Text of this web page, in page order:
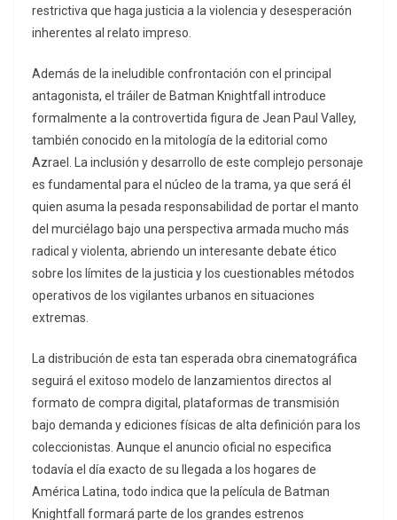
restrictiva que haga justicia a la violencia y desesperación
inherentes al relato impreso.
Además de la ineludible confrontación con el principal
antagonista, el tráiler de Batman Knightfall introduce
formalmente a la controvertida figura de Jean Paul Valley,
también conocido en la mitología de la editorial como
Azrael. La inclusión y desarrollo de este complejo personaje
es fundamental para el núcleo de la trama, ya que será él
quien asuma la pesada responsabilidad de portar el manto
del murciélago bajo una perspectiva armada mucho más
radical y violenta, abriendo un interesante debate ético
sobre los límites de la justicia y los cuestionables métodos
operativos de los vigilantes urbanos en situaciones
extremas.
La distribución de esta tan esperada obra cinematográfica
seguirá el exitoso modelo de lanzamientos directos al
formato de compra digital, plataformas de transmisión
bajo demanda y ediciones físicas de alta definición para los
coleccionistas. Aunque el anuncio oficial no especifica
todavía el día exacto de su llegada a los hogares de
América Latina, todo indica que la película de Batman
Knightfall formará parte de los grandes estrenos